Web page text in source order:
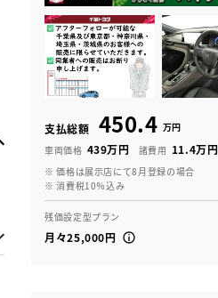
支払総額 450.4 万円
車両価格 439万円 諸費用 11.4万円
※ 価格は展示店にて8月登録の場合
※ 消費税10％込み
残価設定型プラン
月々25,000円